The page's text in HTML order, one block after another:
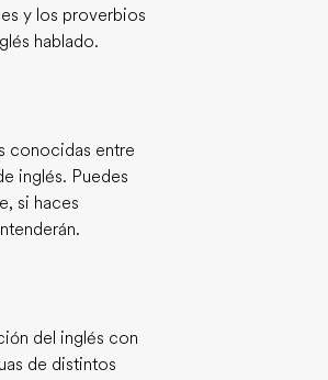
y los proverbios
hablado.
conocidas entre
inglés. Puedes
si haces
del inglés con
de distintos